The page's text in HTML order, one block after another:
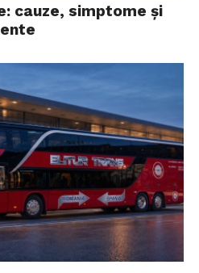
cauze, simptome și